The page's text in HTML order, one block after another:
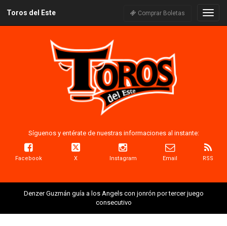
Toros del Este Comprar Boletas
Síguenos y entérate de nuestras informaciones al instante:
Facebook X Instagram Email RSS
Denzer Guzmán guía a los Angels con jonrón por tercer juego
consecutivo